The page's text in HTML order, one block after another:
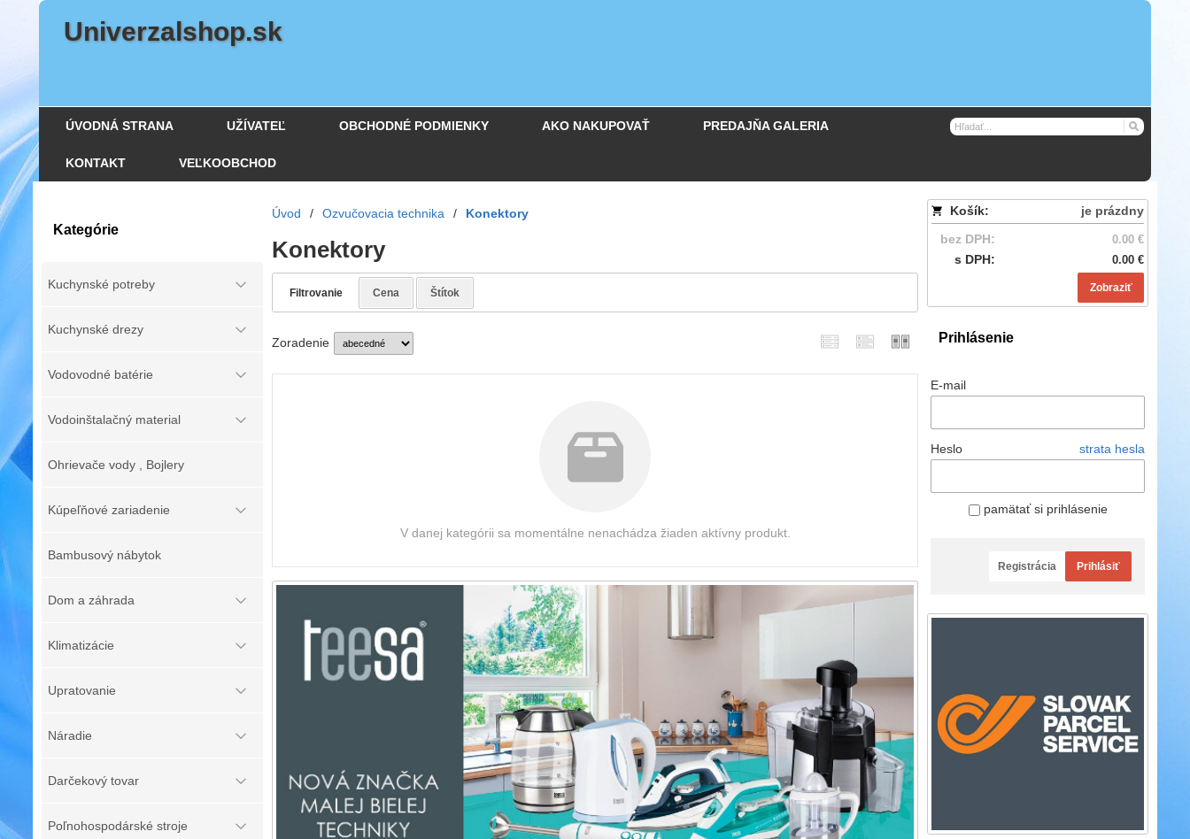
Univerzalshop.sk
ÚVODNÁ STRANA UŽÍVATEĽ OBCHODNÉ PODMIENKY AKO NAKUPOVAŤ PREDAJŇA GALERIA
KONTAKT VEĽKOOBCHOD
Kategórie
Kuchynské potreby
Kuchynské drezy
Vodovodné batérie
Vodoinštalačný material
Ohrievače vody , Bojlery
Kúpeľňové zariadenie
Bambusový nábytok
Dom a záhrada
Klimatizácie
Upratovanie
Náradie
Darčekový tovar
Poľnohospodárské stroje
Košík:
je prázdny
bez DPH:
0.00 €
s DPH: 0.00 €
Zobraziť
Prihlásenie
E-mail
Heslo strata hesla
pamätať si prihlásenie
Registrácia Prihlásiť
Úvod / Ozvučovacia technika / Konektory
Konektory
Filtrovanie Cena Štítok
Zoradenie
V danej kategórii sa momentálne nenachádza žiaden aktívny produkt.